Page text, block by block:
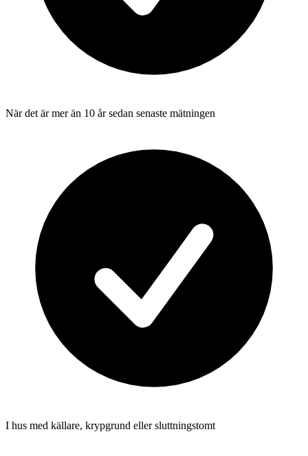
När det är mer än 10 år sedan senaste mätningen
I hus med källare, krypgrund eller sluttningstomt